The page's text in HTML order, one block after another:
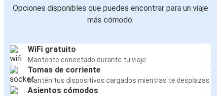
Opciones disponibles que puedes encontrar para un viaje
más cómodo:
WiFi gratuito
Mantente conectado durante tu viaje
Tomas de corriente
Mantén tus dispositivos cargados mientras te desplazas
Asientos cómodos